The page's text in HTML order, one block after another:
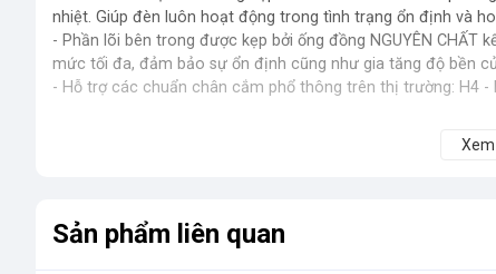
nhiệt. Giúp đèn luôn hoạt động trong tình trạng ổn định và
- Phần lõi bên trong được kẹp bởi ống đồng NGUYÊN
mức tối đa, đảm bảo sự ổn định cũng như gia tăng độ bền
- Hỗ trợ các chuẩn chân cắm phổ thông trên thị trường: H4 -
- Độ sáng: 22.000 Lumen (11.000LM/bóng)
- Công Suất: 100W +/-10% (50W/bóng)
Sản phẩm liên quan